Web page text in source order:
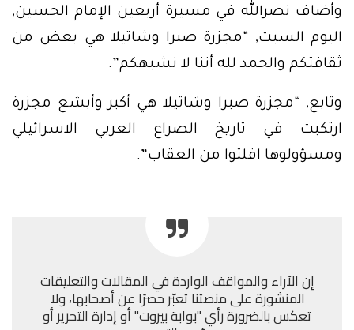
وأضاف نصرالله في مسيرة أربعين الإمام الحسين,
اليوم السبت, “مجزرة صبرا وشاتيلا هي بعض من
ثقافتكم والحمد لله أننا لا نشبهكم”.
وتابع, “مجزرة صبرا وشاتيلا هي أكبر وأبشع مجزرة
ارتكبت في تاريخ الصراع العربي الاسرائيلي
ومسؤولوها افلتوا من العقاب”.
إن الآراء والمواقف الواردة في المقالات والتعليقات
المنشورة على منصتنا تعبّر حصرًا عن أصحابها، ولا
تعكس بالضرورة رأي "بوابة بيروت" أو إدارة التحرير أو